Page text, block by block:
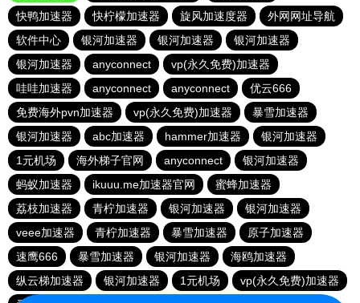
快鸭加速器
快柠檬加速器 旋风加速度器
外网网址导航
软件中心
银河加速器 银河加速器
银河加速器
银河加速器
anyconnect
vp(永久免费)加速器
哇哇加速器
anyconnect anyconnect
优云666
免费海外pvn加速器
vp(永久免费)加速器
暴雪加速器
银河加速器
abc加速器 hammer加速器
银河加速器
1元机场
海外梯子官网 anyconnect
银河加速器
蚂蚁加速器
ikuuu.me加速器官网
蜜蜂加速器
荔枝加速器
青柠加速器 银河加速器
银河加速器
veee加速器
青柠加速器 暴雪加速器
原子加速器
速鹰666
暴雪加速器 银河加速器
海鸥加速器
纵云梯加速器
银河加速器 1元机场
vp(永久免费)加速器